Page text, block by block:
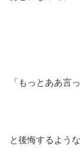
「もっとああ言
と後悔するよう